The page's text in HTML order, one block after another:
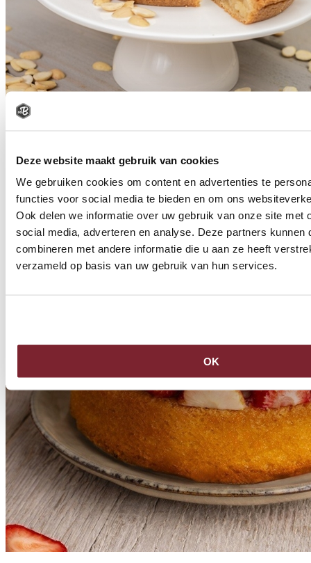
Deze website maakt gebruik van cookies
We gebruiken cookies om content en advertenties te
functies voor social media te bieden en om ons
Ook delen we informatie over uw gebruik van onze site met
social media, adverteren en analyse. Deze partners kunnen
combineren met andere informatie die u aan ze heeft
verzameld op basis van uw gebruik van hun services.
OK
GEVULDE KOEK TAARTJE
50
Bestel